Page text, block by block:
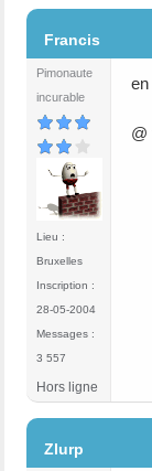
Francis
Pimonaute
incurable
Lieu :
Bruxelles
Inscription :
28-05-2004
Messages :
3 557
@
Hors ligne
Zlurp